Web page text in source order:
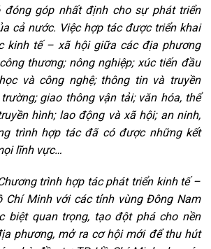
đóng góp nhất định cho sự phát triển
cả nước. Việc hợp tác được triển khai
kinh tế – xã hội giữa các địa phương
thương; nông nghiệp; xúc tiến đầu
và công nghệ; thông tin và truyền
giao thông vận tải; văn hóa, thể
hình; lao động và xã hội; an ninh,
trình hợp tác đã có được những kết
lĩnh vực…
trình hợp tác phát triển kinh tế –
Chí Minh với các tỉnh vùng Đông Nam
biệt quan trọng, tạo đột phá cho nền
phương, mở ra cơ hội mới để thu hút